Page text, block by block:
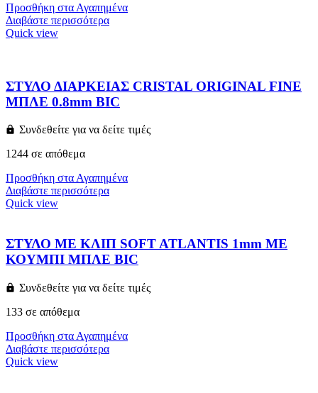
Προσθήκη στα Αγαπημένα
Διαβάστε περισσότερα
Quick view
ΣΤΥΛΟ ΔΙΑΡΚΕΙΑΣ CRISTAL ORIGINAL FINE
ΜΠΛΕ 0.8mm BIC
Συνδεθείτε για να δείτε τιμές
1244 σε απόθεμα
Προσθήκη στα Αγαπημένα
Διαβάστε περισσότερα
Quick view
ΣΤΥΛΟ ΜΕ ΚΛΙΠ SOFT ATLANTIS 1mm ΜΕ
ΚΟΥΜΠΙ ΜΠΛΕ BIC
Συνδεθείτε για να δείτε τιμές
133 σε απόθεμα
Προσθήκη στα Αγαπημένα
Διαβάστε περισσότερα
Quick view